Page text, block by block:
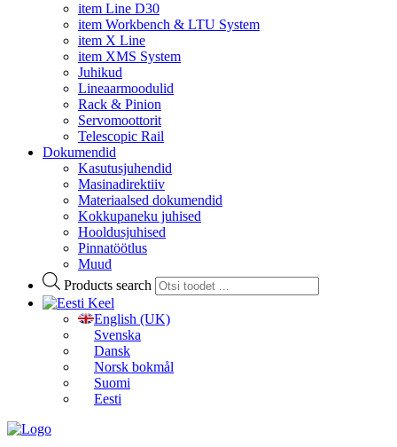
item Line D30
item Workbench & LTU System
item X Line
item XMS System
Juhikud
Lineaarmoodulid
Rack & Pinion
Servomoottorit
Telescopic Rail
Dokumendid
Kasutusjuhendid
Masinadirektiiv
Materiaalsed dokumendid
Kokkupaneku juhised
Hooldusjuhised
Pinnatöötlus
Muud
Products search
Keel
English (UK)
Svenska
Dansk
Norsk bokmål
Suomi
Eesti